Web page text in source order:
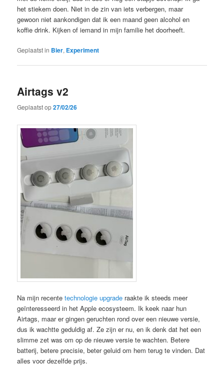
het stiekem doen. Niet in de zin van iets verbergen, maar
gewoon niet aankondigen dat ik een maand geen alcohol en
koffie drink. Kijken of iemand in mijn familie het doorheeft.
Geplaatst in Bier, Experiment
Airtags v2
Geplaatst op27/02/26
Na mijn recentetechnologie upgrade raakte ik steeds meer
geïnteresseerd in het Apple ecosysteem. Ik keek naar hun
Airtags, maar er gingen geruchten rond over een nieuwe versie,
dus ik wachtte geduldig af. Ze zijn er nu, en ik denk dat het een
slimme zet was om op de nieuwe versie te wachten. Betere
batterij, betere precisie, beter geluid om hem terug te vinden. Dat
alles voor dezelfde prijs.